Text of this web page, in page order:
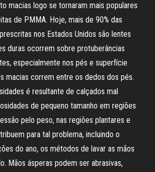
macias logo se tornaram mais populares
de PMMA. Hoje, mais de 90% das
nos Estados Unidos são lentes
duras ocorrem sobre protuberâncias
especialmente nos pés e superfície
macias correm entre os dedos dos pés.
é resultante de calçados mal
de pequeno tamanho em regiões
pelo peso, nas regiões plantares e
para tal problema, incluindo o
do ano, os métodos de lavar as mãos
Mãos ásperas podem ser abrasivas,